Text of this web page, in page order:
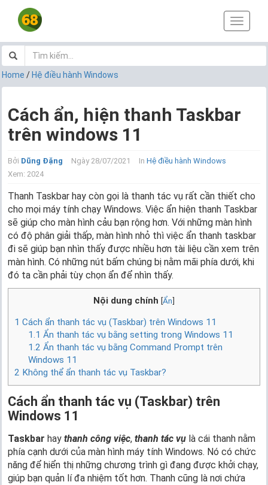
T
o
g
v
n
Home / Hệ điều hành Windows
Cách ẩn, hiện thanh Taskbar
trên windows 11
Bởi Dũng Đặng Ngày 28/07/2021 In Hệ điều hành Windows
Xem: 2024
Thanh Taskbar hay còn gọi là thanh tác vụ rất cần thiết cho
cho mọi máy tính chạy Windows. Việc ẩn hiện thanh Taskbar
sẽ giúp cho màn hình cảu bạn rộng hơn. Với những màn hình
có độ phân giải thấp, màn hình nhỏ thì việc ẩn thanh taskbar
đi sẽ giúp bạn nhìn thấy được nhiều hơn tài liệu cần xem trên
màn hình. Có những nút bấm chúng bị nằm mãi phía dưới, khi
đó ta cần phải tùy chọn ẩn để nhìn thấy.
Nội dung chính [Ẩn]
1 Cách ẩn thanh tác vụ (Taskbar) trên Windows 11
1.1 Ẩn thanh tác vụ bằng setting trong Windows 11
1.2 Ẩn thanh tác vụ bằng Command Prompt trên
Windows 11
2 Không thể ẩn thanh tác vụ Taskbar?
Cách ẩn thanh tác vụ (Taskbar) trên
Windows 11
Taskbar hay thanh công việc, thanh tác vụ là cái thanh nằm
phía cạnh dưới của màn hình máy tính Windows. Nó có chức
năng để hiển thị những chương trình gì đang được khởi chạy,
giúp bạn quản lí đa nhiệm tốt hơn. Thanh cũng là nơi chứa